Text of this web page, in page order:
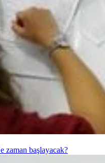
zaman başlayacak?